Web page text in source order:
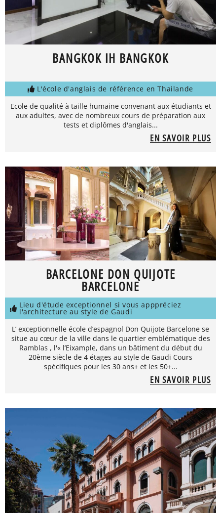
BANGKOK IH BANGKOK
L'école d'anglais de référence en Thailande
Ecole de qualité à taille humaine convenant aux étudiants et
aux adultes, avec de nombreux cours de préparation aux
tests et diplômes d'anglais...
EN SAVOIR PLUS
BARCELONE DON QUIJOTE
BARCELONE
Lieu d'étude exceptionnel si vous apppréciez
l'architecture au style de Gaudi
L’ exceptionnelle école d’espagnol Don Quijote Barcelone se
situe au cœur de la ville dans le quartier emblématique des
Ramblas , l'« l’Eixample, dans un bâtiment du début du
20ème siècle de 4 étages au style de Gaudi Cours
spécifiques pour les 30 ans+ et les 50+...
EN SAVOIR PLUS